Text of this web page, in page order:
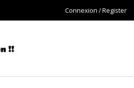
Connexion Register